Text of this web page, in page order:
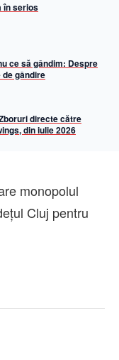
în serios
ce să gândim: Despre
gândire
directe către
din iulie 2026
monopolul
Cluj pentru